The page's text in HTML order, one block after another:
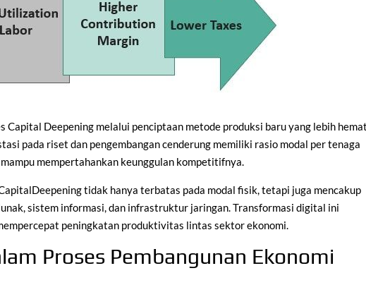
Capital Deepening melalui penciptaan metode produksi baru yang lebih
pada riset dan pengembangan cenderung memiliki rasio modal per tenaga
mempertahankan keunggulan kompetitifnya.
tidak hanya terbatas pada modal fisik, tetapi juga mencakup
sistem informasi, dan infrastruktur jaringan. Transformasi digital ini
peningkatan produktivitas lintas sektor ekonomi.
Proses Pembangunan Ekonomi